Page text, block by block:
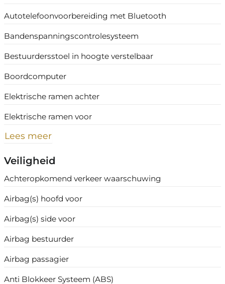
Autotelefoonvoorbereiding met Bluetooth
Bandenspanningscontrolesysteem
Bestuurdersstoel in hoogte verstelbaar
Boordcomputer
Elektrische ramen achter
Elektrische ramen voor
Lees meer
Veiligheid
Achteropkomend verkeer waarschuwing
Airbag(s) hoofd voor
Airbag(s) side voor
Airbag bestuurder
Airbag passagier
Anti Blokkeer Systeem (ABS)